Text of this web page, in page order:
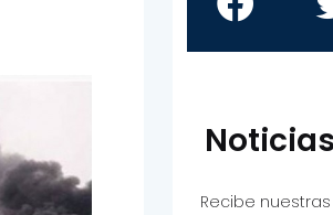
Recibe